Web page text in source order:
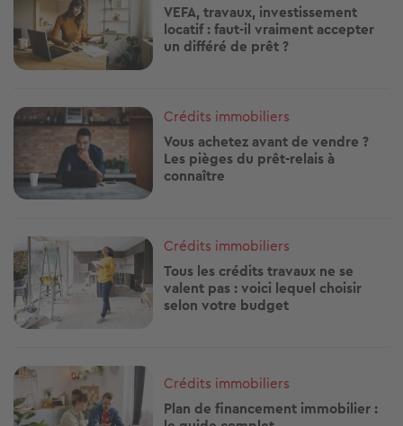
VEFA, travaux, investissement
locatif : faut-il vraiment accepter
un différé de prêt ?
Image
Crédits immobiliers
Vous achetez avant de vendre ?
Les pièges du prêt-relais à
connaître
Image
Crédits immobiliers
Tous les crédits travaux ne se
valent pas : voici lequel choisir
selon votre budget
Image
Crédits immobiliers
Plan de financement immobilier :